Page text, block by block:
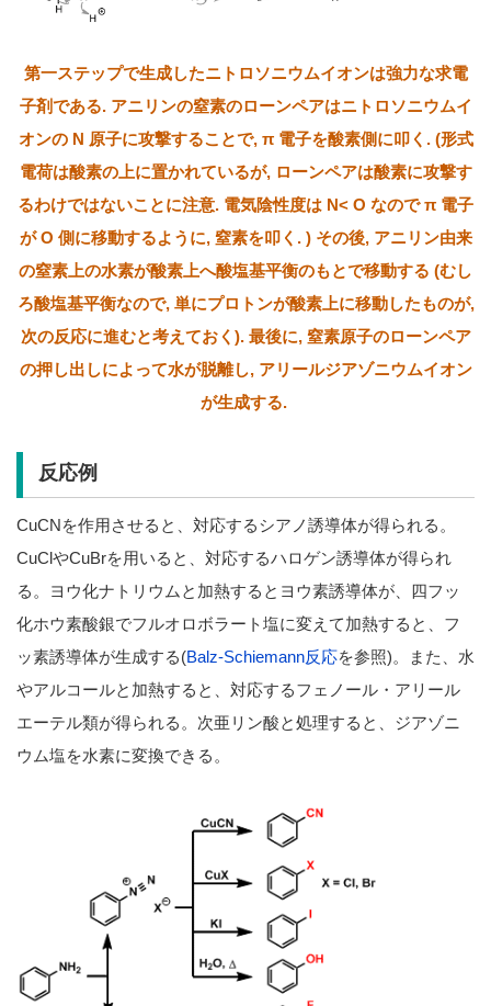
第一ステップで生成したニトロソニウムイオンは強力な求電
子剤である. アニリンの窒素のローンペアはニトロソニウムイ
オンの N 原子に攻撃することで, π 電子を酸素側に叩く. (形式
電荷は酸素の上に置かれているが, ローンペアは酸素に攻撃す
るわけではないことに注意. 電気陰性度は N< O なので π 電子
が O 側に移動するように, 窒素を叩く. ) その後, アニリン由来
の窒素上の水素が酸素上へ酸塩基平衡のもとで移動する (むし
ろ酸塩基平衡なので, 単にプロトンが酸素上に移動したものが,
次の反応に進むと考えておく). 最後に, 窒素原子のローンペア
の押し出しによって水が脱離し, アリールジアゾニウムイオン
が生成する.
反応例
CuCNを作用させると、対応するシアノ誘導体が得られる。
CuClやCuBrを用いると、対応するハロゲン誘導体が得られ
る。ヨウ化ナトリウムと加熱するとヨウ素誘導体が、四フッ
化ホウ素酸銀でフルオロボラート塩に変えて加熱すると、フ
ッ素誘導体が生成する(Balz-Schiemann反応を参照)。また、水
やアルコールと加熱すると、対応するフェノール・アリール
エーテル類が得られる。次亜リン酸と処理すると、ジアゾニ
ウム塩を水素に変換できる。